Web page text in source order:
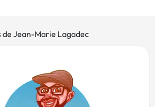
Jean-Marie Lagadec